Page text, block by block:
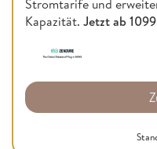
Stromtarife und
Kapazität. Jetzt ab